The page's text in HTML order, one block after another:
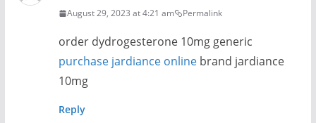
August 29, 2023 at 4:21 am Permalink
order dydrogesterone 10mg generic
purchase jardiance onlinebrand jardiance
10mg
Reply